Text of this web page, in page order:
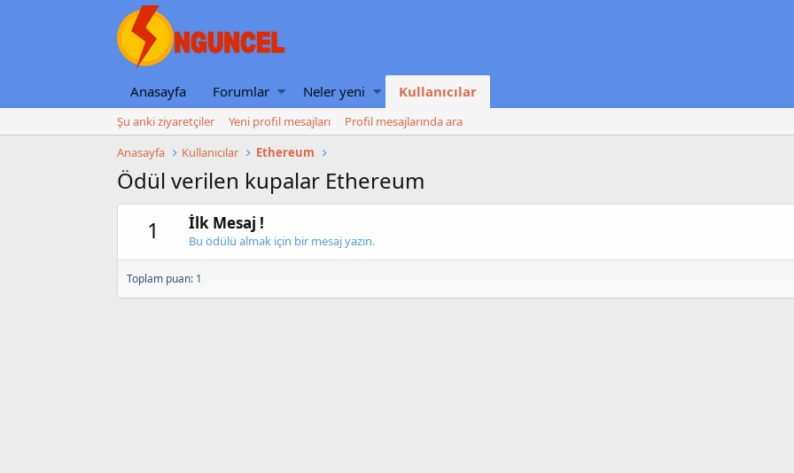
Anasayfa Forumlar Neler yeni Kullanıcılar
Şu anki ziyaretçiler Yeni profil mesajları
Profil mesajlarında ara
Anasayfa
Kullanıcılar Ethereum
Ödül verilen kupalar Ethereum
1
İlk Mesaj !
Bu ödülü almak için bir mesaj yazın.
Toplam puan: 1